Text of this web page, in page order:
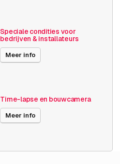
Speciale condities voor
bedrijven & installateurs
Meer info
Time-lapse en bouwcamera
Meer info